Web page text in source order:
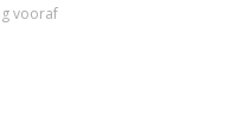
vooraf